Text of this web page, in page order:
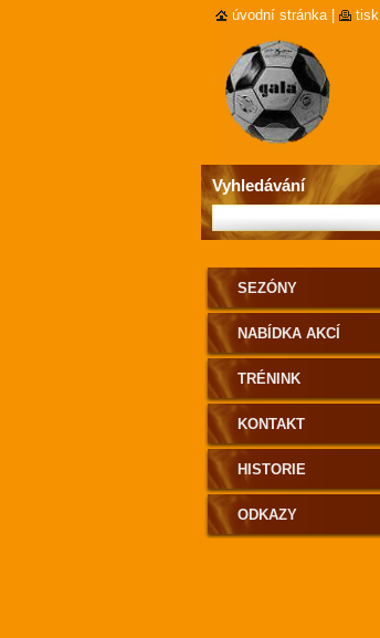
SEZÓNY
NABÍDKA AKCÍ
TRÉNINK
KONTAKT
HISTORIE
ODKAZY
Vyhledávání
úvodní stránka tisk